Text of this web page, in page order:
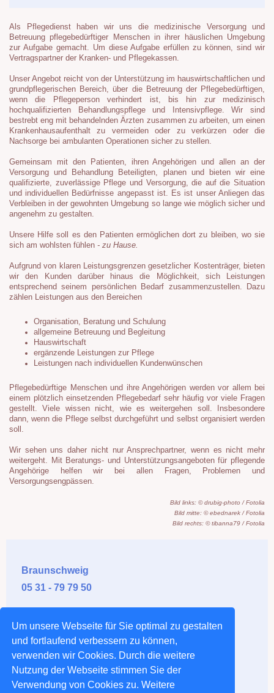
Um unsere Webseite für Sie optimal zu gestalten
und fortlaufend verbessern zu können,
verwenden wir Cookies. Durch die weitere
Nutzung der Webseite stimmen Sie der
Verwendung von Cookies zu. Weitere
Als Pflegedienst haben wir uns die medizinische Versorgung und
Betreuung pflegebedürftiger Menschen in ihrer häuslichen Umgebung
zur Aufgabe gemacht. Um diese Aufgabe erfüllen zu können, sind wir
Vertragspartner der Kranken- und Pflegekassen.
Unser Angebot reicht von der Unterstützung im hauswirtschaftlichen und
grundpflegerischen Bereich, über die Betreuung der Pflegebedürftigen,
wenn die Pflegeperson verhindert ist, bis hin zur medizinisch
hochqualifizierten Behandlungspflege und Intensivpflege. Wir sind
bestrebt eng mit behandelnden Ärzten zusammen zu arbeiten, um einen
Krankenhausaufenthalt zu vermeiden oder zu verkürzen oder die
Nachsorge bei ambulanten Operationen sicher zu stellen.
Gemeinsam mit den Patienten, ihren Angehörigen und allen an der
Versorgung und Behandlung Beteiligten, planen und bieten wir eine
qualifizierte, zuverlässige Pflege und Versorgung, die auf die Situation
und individuellen Bedürfnisse angepasst ist. Es ist unser Anliegen das
Verbleiben in der gewohnten Umgebung so lange wie möglich sicher und
angenehm zu gestalten.
Unsere Hilfe soll es den Patienten ermöglichen dort zu bleiben, wo sie
sich am wohlsten fühlen - zu Hause.
Aufgrund von klaren Leistungsgrenzen gesetzlicher Kostenträger, bieten
wir den Kunden darüber hinaus die Möglichkeit, sich Leistungen
entsprechend seinem persönlichen Bedarf zusammenzustellen. Dazu
zählen Leistungen aus den Bereichen
Organisation, Beratung und Schulung
allgemeine Betreuung und Begleitung
Hauswirtschaft
ergänzende Leistungen zur Pflege
Leistungen nach individuellen Kundenwünschen
Pflegebedürftige Menschen und ihre Angehörigen werden vor allem bei
einem plötzlich einsetzenden Pflegebedarf sehr häufig vor viele Fragen
gestellt. Viele wissen nicht, wie es weitergehen soll. Insbesondere
dann, wenn die Pflege selbst durchgeführt und selbst organisiert werden
soll.
Wir sehen uns daher nicht nur Ansprechpartner, wenn es nicht mehr
weitergeht. Mit Beratungs- und Unterstützungsangeboten für pflegende
Angehörige helfen wir bei allen Fragen, Problemen und
Versorgungsengpässen.
Bild links: © drubig-photo / Fotolia
Bild mitte: © ebednarek / Fotolia
Bild rechts: © tibanna79 / Fotolia
Braunschweig
05 31 - 79 79 50
05 31 - 79 79 50